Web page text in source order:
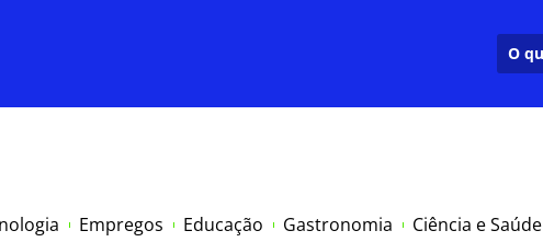
Empregos Educação Gastronomia Ciência e Saúde